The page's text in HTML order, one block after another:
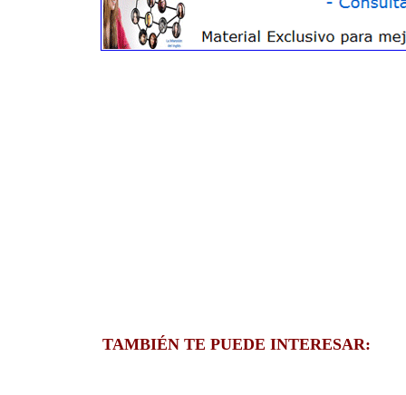
TAMBIÉN TE PUEDE INTERESAR: